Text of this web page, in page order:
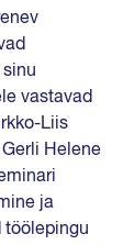
vastavad
Liis
Helene
ja